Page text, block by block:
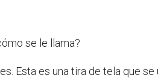
se le llama?
Esta es una tira de tela que